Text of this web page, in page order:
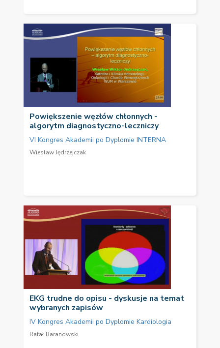
Powiększenie węzłów chłonnych -
algorytm diagnostyczno-leczniczy
VI Kongres Akademii po Dyplomie INTERNA
Wiesław Jędrzejczak
EKG trudne do opisu - dyskusje na temat
wybranych zapisów
IV Kongres Akademii po Dyplomie Kardiologia
Rafał Baranowski